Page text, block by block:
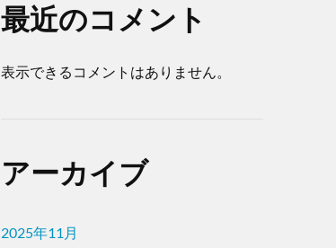
最近のコメント
表示できるコメントはありません。
アーカイブ
2025年11月